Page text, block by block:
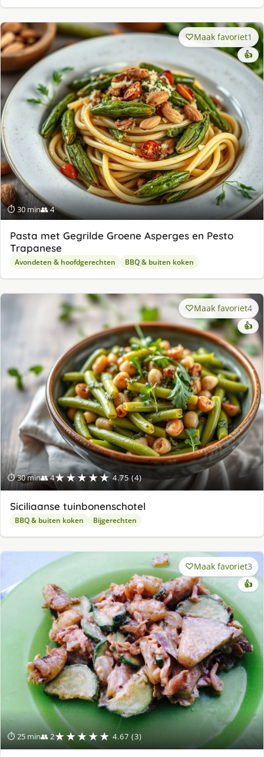
⏱ 30 min👥 4
Maak favoriet1
👍
Pasta met Gegrilde Groene Asperges en Pesto
Trapanese
Avondeten & hoofdgerechten BBQ & buiten koken
⏱ 30 min👥 4★★★★★ 4.75 (4)
Maak favoriet4
👍
Siciliaanse tuinbonenschotel
BBQ & buiten koken Bijgerechten
⏱ 25 min👥 2★★★★★ 4.67 (3)
Maak favoriet3
👍